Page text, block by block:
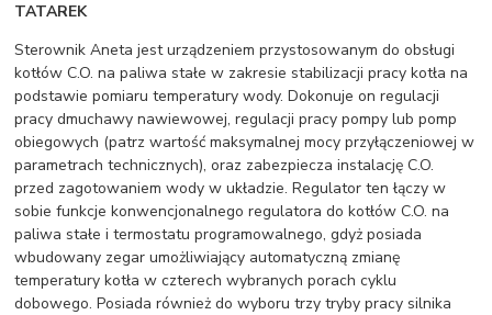
TATAREK
Sterownik Aneta jest urządzeniem przystosowanym do obsługi
kotłów C.O. na paliwa stałe w zakresie stabilizacji pracy kotła na
podstawie pomiaru temperatury wody. Dokonuje on regulacji
pracy dmuchawy nawiewowej, regulacji pracy pompy lub pomp
obiegowych (patrz wartość maksymalnej mocy przyłączeniowej w
parametrach technicznych), oraz zabezpiecza instalację C.O.
przed zagotowaniem wody w układzie. Regulator ten łączy w
sobie funkcje konwencjonalnego regulatora do kotłów C.O. na
paliwa stałe i termostatu programowalnego, gdyż posiada
wbudowany zegar umożliwiający automatyczną zmianę
temperatury kotła w czterech wybranych porach cyklu
dobowego. Posiada również do wyboru trzy tryby pracy silnika